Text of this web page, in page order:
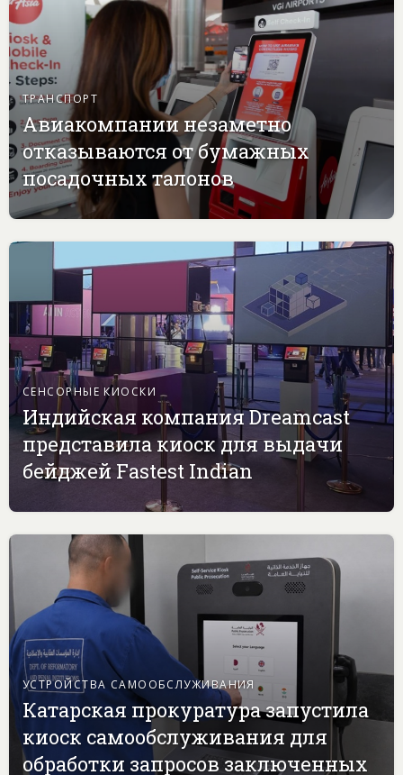
ТРАНСПОРТ
Авиакомпании незаметно
отказываются от бумажных
посадочных талонов
СЕНСОРНЫЕ КИОСКИ
Индийская компания Dreamcast
представила киоск для выдачи
бейджей Fastest Indian
УСТРОЙСТВА САМООБСЛУЖИВАНИЯ
Катарская прокуратура запустила
киоск самообслуживания для
обработки запросов заключенных